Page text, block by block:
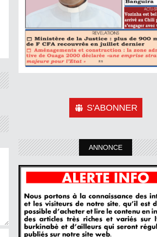
S'ABONNER
ANNONCE